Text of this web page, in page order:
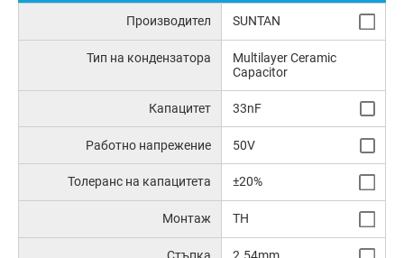
Производител SUNTAN
Тип на кондензатора
Multilayer Ceramic
Capacitor
Капацитет 33nF
Работно напрежение 50V
Толеранс на капацитета ±20%
Монтаж TH